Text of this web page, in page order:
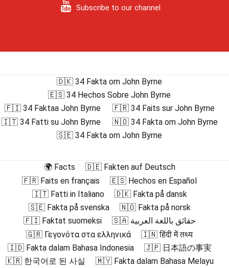
Subscribe to our channel
🇩🇰 34 Fakta om John Byrne
🇪🇸 34 Hechos Sobre John Byrne
🇫🇮 34 Faktaa John Byrne
🇫🇷 34 Faits sur John Byrne
🇮🇹 34 Fatti su John Byrne
🇳🇴 34 Fakta om John Byrne
🇸🇪 34 Fakta om John Byrne
🌍 Facts
🇩🇪 Fakten auf Deutsch
🇫🇷 Faits en français
🇪🇸 Hechos en Español
🇮🇹 Fatti in Italiano
🇩🇰 Fakta på dansk
🇸🇪 Fakta på svenska
🇳🇴 Fakta på norsk
🇫🇮 Faktat suomeksi
🇸🇦 حقائق باللغة العربية
🇬🇷 Γεγονότα στα ελληνικά
🇮🇳 हिंदी में तथ्य
🇮🇩 Fakta dalam Bahasa Indonesia
🇯🇵 日本語の事実
🇰🇷 한국어로 된 사실
🇲🇾 Fakta dalam Bahasa Melayu